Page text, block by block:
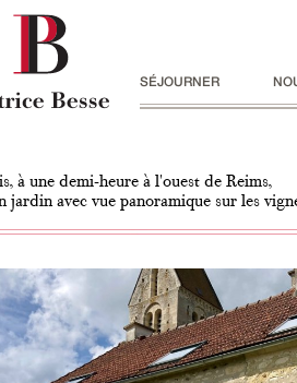
SÉJOURNER
à une demi-heure à l'ouest de Reims,
jardin avec vue panoramique sur les